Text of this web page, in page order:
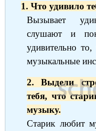
1. Что удивило
Вызывает
слушают и
удивительно
музыкальные
2. Выдели
тебя, что
музыку.
Старик любит